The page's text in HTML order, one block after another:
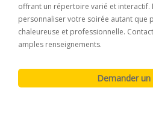
offrant un répertoire varié et interactif.
personnaliser votre soirée autant que
chaleureuse et professionnelle.
amples renseignements.